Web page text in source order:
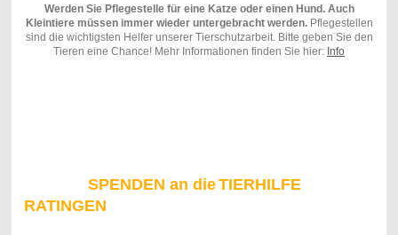
Werden Sie Pflegestelle für eine Katze oder einen Hund. Auch
Kleintiere müssen immer wieder untergebracht werden.Pflegestellen
sind die wichtigsten Helfer unserer Tierschutzarbeit. Bitte geben Sie den
Tieren eine Chance! Mehr Informationen finden Sie hier: Info
SPENDEN an dieTIERHILFE
RATINGEN